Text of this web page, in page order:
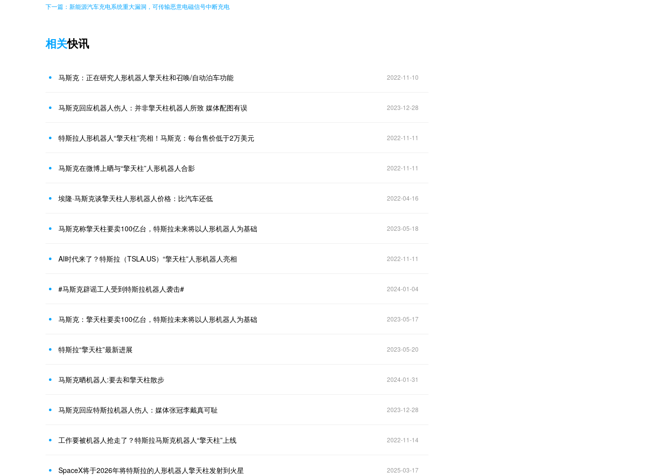
下一篇：新能源汽车充电系统重大漏洞，可传输恶意电磁信号中断充电
相关快讯
马斯克：正在研究人形机器人擎天柱和召唤/自动泊车功能 2022-11-10
马斯克回应机器人伤人：并非擎天柱机器人所致 媒体配图有误 2023-12-28
特斯拉人形机器人“擎天柱”亮相！马斯克：每台售价低于2万美元 2022-11-11
马斯克在微博上晒与“擎天柱”人形机器人合影 2022-11-11
埃隆·马斯克谈擎天柱人形机器人价格：比汽车还低 2022-04-16
马斯克称擎天柱要卖100亿台，特斯拉未来将以人形机器人为基础 2023-05-18
AI时代来了？特斯拉（TSLA.US）“擎天柱”人形机器人亮相 2022-11-11
#马斯克辟谣工人受到特斯拉机器人袭击# 2024-01-04
马斯克：擎天柱要卖100亿台，特斯拉未来将以人形机器人为基础 2023-05-17
特斯拉“擎天柱”最新进展 2023-05-20
马斯克晒机器人:要去和擎天柱散步 2024-01-31
马斯克回应特斯拉机器人伤人：媒体张冠李戴真可耻 2023-12-28
工作要被机器人抢走了？特斯拉马斯克机器人“擎天柱”上线 2022-11-14
SpaceX将于2026年将特斯拉的人形机器人擎天柱发射到火星 2025-03-17